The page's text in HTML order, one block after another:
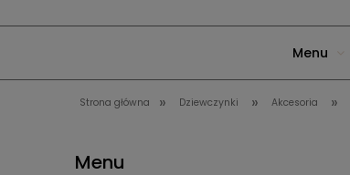
Menu
Strona główna » Dziewczynki » Akcesoria »
Menu